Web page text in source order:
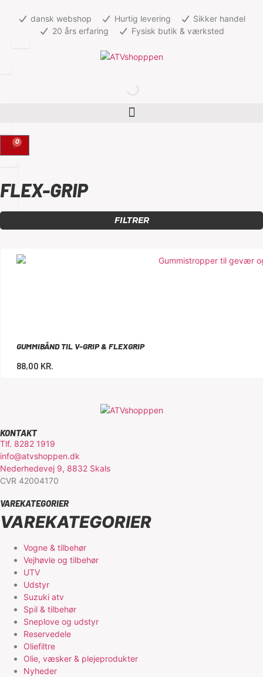
dansk webshop Hurtig levering
Sikker handel
20 års erfaring
Fysisk butik & værksted
0
FLEX-GRIP
FILTRER
GUMMIBÅND TIL V-GRIP & FLEXGRIP
88,00 KR.
KONTAKT
Tlf. 8282 1919
info@atvshoppen.dk
Nederhedevej 9, 8832 Skals
CVR 42004170
VAREKATEGORIER
VAREKATEGORIER
Vogne & tilbehør
Vejhøvle og tilbehør
UTV
Udstyr
Suzuki atv
Spil & tilbehør
Sneplove og udstyr
Reservedele
Oliefiltre
Olie, væsker & plejeprodukter
Nyheder